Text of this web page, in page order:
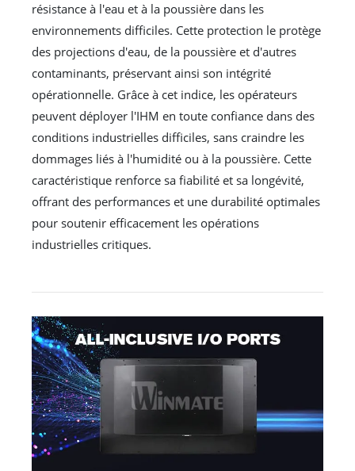
résistance à l'eau et à la poussière dans les
environnements difficiles. Cette protection le protège
des projections d'eau, de la poussière et d'autres
contaminants, préservant ainsi son intégrité
opérationnelle. Grâce à cet indice, les opérateurs
peuvent déployer l'IHM en toute confiance dans des
conditions industrielles difficiles, sans craindre les
dommages liés à l'humidité ou à la poussière. Cette
caractéristique renforce sa fiabilité et sa longévité,
offrant des performances et une durabilité optimales
pour soutenir efficacement les opérations
industrielles critiques.